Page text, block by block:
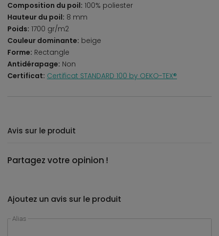
Composition du poil: 100% poliester
Hauteur du poil: 8 mm
Poids: 1700 gr/m2
Couleur dominante: beige
Forme: Rectangle
Antidérapage: Non
Certificat: Certificat STANDARD 100 by OEKO-TEX®
Avis sur le produit
Partagez votre opinion !
Ajoutez un avis sur le produit
Alias